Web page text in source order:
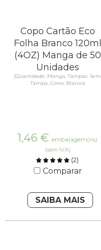
Copo Cartão Eco
Folha Branco 120ml
(4OZ) Manga de 50
Unidades
(Quantidade: Manga, Tampas: Sem
Tampa, Cores: Branco)
1,46 € embalagem(ns)
(sem IVA)
(2)
Comparar
SAIBA MAIS